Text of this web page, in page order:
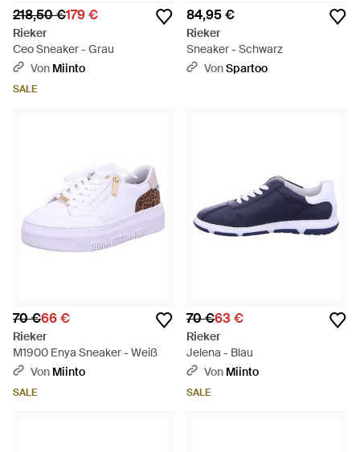
218,50 €179 €
Rieker
Ceo Sneaker - Grau
Von Miinto
SALE
84,95 €
Rieker
Sneaker - Schwarz
VonSpartoo
70 €66 €
Rieker
M1900 Enya Sneaker - Weiß
Von Miinto
SALE
70 €63 €
Rieker
Jelena - Blau
Von Miinto
SALE